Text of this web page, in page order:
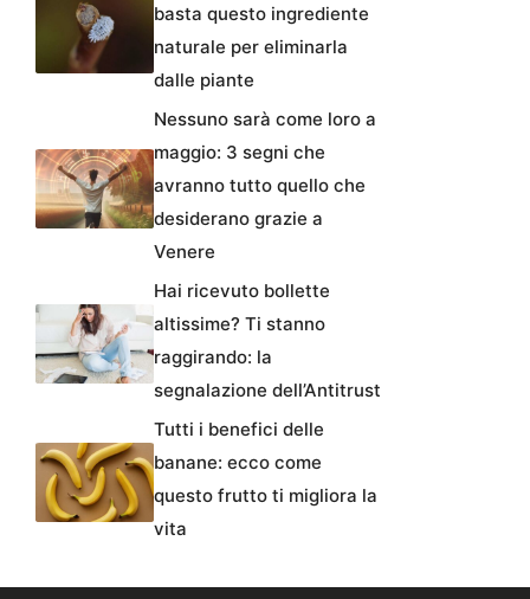
basta questo ingrediente
naturale per eliminarla
dalle piante
Nessuno sarà come loro a
maggio: 3 segni che
avranno tutto quello che
desiderano grazie a
Venere
Hai ricevuto bollette
altissime? Ti stanno
raggirando: la
segnalazione dell’Antitrust
Tutti i benefici delle
banane: ecco come
questo frutto ti migliora la
vita